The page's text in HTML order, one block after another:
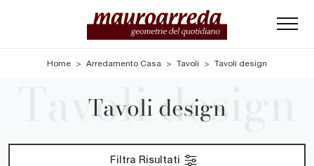
Home > Arredamento Casa > Tavoli > Tavoli design
Tavoli design
Filtra Risultati